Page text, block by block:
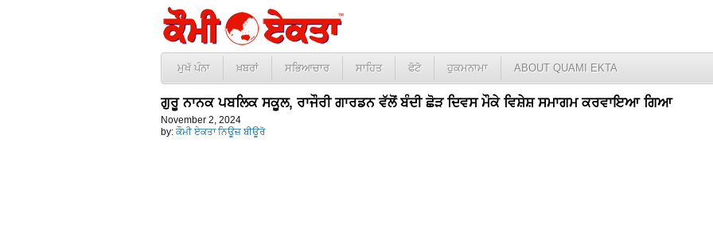
ਮੁਖੱ ਪੰਨਾ ਖ਼ਬਰਾਂ ਸਭਿਆਚਾਰ ਸਾਹਿਤ ਫੋਟੋ ਹੁਕਮਨਾਮਾ ABOUT QUAMI EKTA
ਗੁਰੂ ਨਾਨਕ ਪਬਲਿਕ ਸਕੂਲ, ਰਾਜੌਰੀ ਗਾਰਡਨ ਵੱਲੋਂ ਬੰਦੀ ਛੋੜ ਦਿਵਸ ਮੌਕੇ ਵਿਸ਼ੇਸ਼ ਸਮਾਗਮ ਕਰਵਾਇਆ ਗਿਆ
November 2, 2024
by: ਕੌਮੀ ਏਕਤਾ ਨਿਊਜ਼ ਬੀਊਰੋ